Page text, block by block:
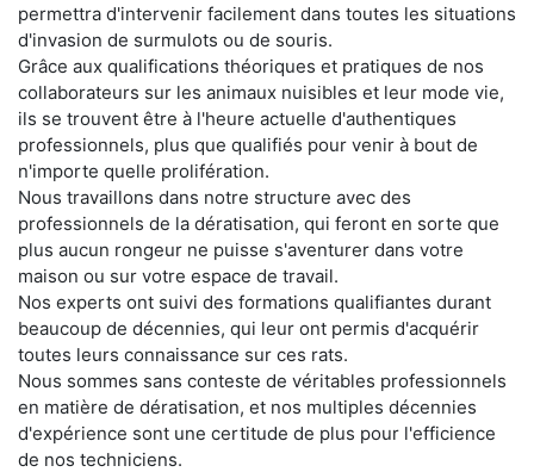
permettra d'intervenir facilement dans toutes les situations
d'invasion de surmulots ou de souris.
Grâce aux qualifications théoriques et pratiques de nos
collaborateurs sur les animaux nuisibles et leur mode vie,
ils se trouvent être à l'heure actuelle d'authentiques
professionnels, plus que qualifiés pour venir à bout de
n'importe quelle prolifération.
Nous travaillons dans notre structure avec des
professionnels de la dératisation, qui feront en sorte que
plus aucun rongeur ne puisse s'aventurer dans votre
maison ou sur votre espace de travail.
Nos experts ont suivi des formations qualifiantes durant
beaucoup de décennies, qui leur ont permis d'acquérir
toutes leurs connaissance sur ces rats.
Nous sommes sans conteste de véritables professionnels
en matière de dératisation, et nos multiples décennies
d'expérience sont une certitude de plus pour l'efficience
de nos techniciens.